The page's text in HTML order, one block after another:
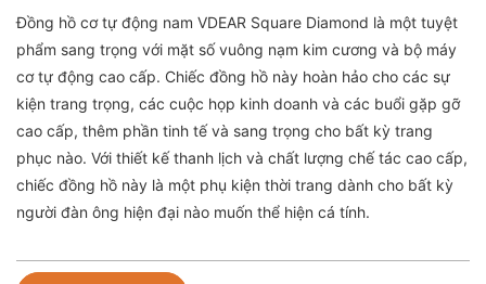
Đồng hồ cơ tự động nam VDEAR Square Diamond là một tuyệt
phẩm sang trọng với mặt số vuông nạm kim cương và bộ máy
cơ tự động cao cấp. Chiếc đồng hồ này hoàn hảo cho các sự
kiện trang trọng, các cuộc họp kinh doanh và các buổi gặp gỡ
cao cấp, thêm phần tinh tế và sang trọng cho bất kỳ trang
phục nào. Với thiết kế thanh lịch và chất lượng chế tác cao cấp,
chiếc đồng hồ này là một phụ kiện thời trang dành cho bất kỳ
người đàn ông hiện đại nào muốn thể hiện cá tính.